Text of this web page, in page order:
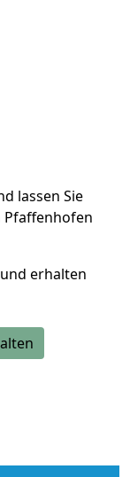
lassen Sie
Pfaffenhofen
und erhalten